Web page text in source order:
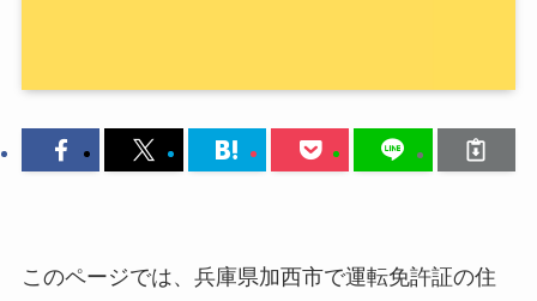
このページでは、兵庫県加西市で運転免許証の住